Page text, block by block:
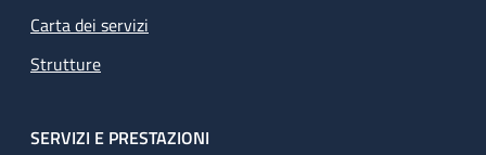
Carta dei servizi
Strutture
SERVIZI E PRESTAZIONI